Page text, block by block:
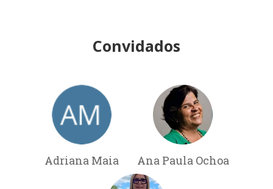
Convidados
Adriana Maia Ana Paula Ochoa